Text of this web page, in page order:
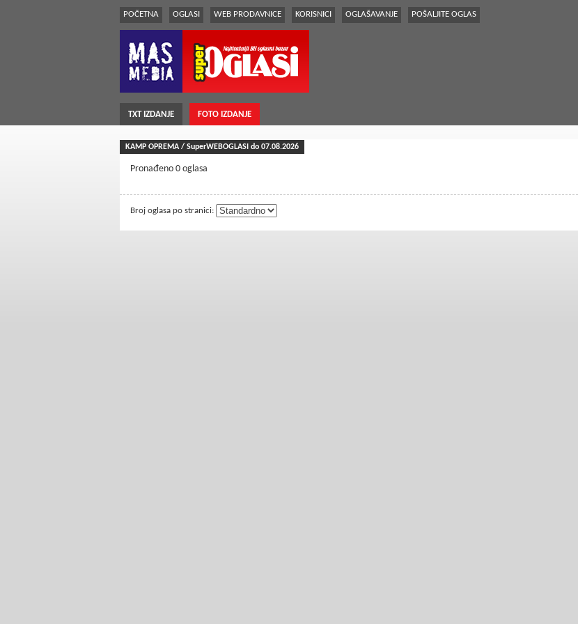
POČETNA OGLASI WEB PRODAVNICE KORISNICI OGLAŠAVANJE POŠALJITE OGLAS
TXT IZDANJE FOTO IZDANJE
KAMP OPREMA / SuperWEBOGLASI do 07.08.2026
Pronađeno 0 oglasa
Broj oglasa po stranici: